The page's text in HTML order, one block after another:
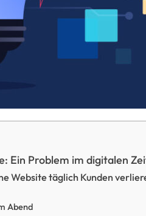
Ein Problem im digitalen
Website täglich Kunden
Abend